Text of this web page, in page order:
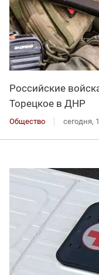
Российские
Торецкое в ДНР
Общество сегодня,